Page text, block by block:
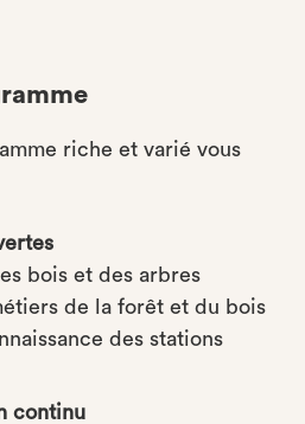
riche et varié vous
bois et des arbres
de la forêt et du bois
des stations
continu